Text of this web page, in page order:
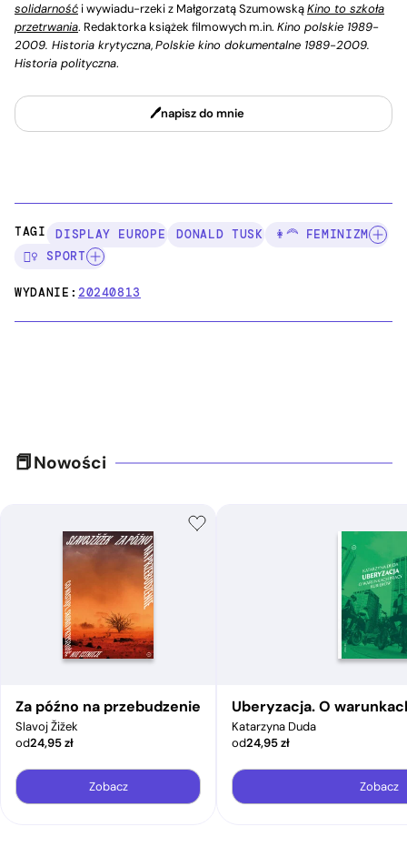
solidarność i wywiadu-rzeki z Małgorzatą SzumowskąKino to szkoła
przetrwania. Redaktorka książek filmowych m.in. Kino polskie 1989-
2009. Historia krytyczna,Polskie kino dokumentalne 1989-2009.
Historia polityczna.
napisz do mnie
TAGI: DISPLAY EUROPE DONALD TUSK
👩‍🦰 FEMINIZM
🤸‍♀️ SPORT
WYDANIE:20240813
Nowości
Za późno na przebudzenie
Slavoj Žižek
od24,95zł
Zobacz
Uberyzacja. O
Katarzyna Duda
od24,95zł
Zobacz